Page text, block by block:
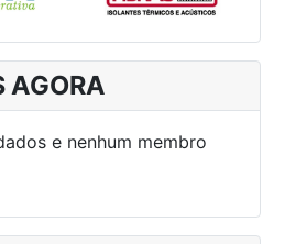
AGORA
e nenhum membro